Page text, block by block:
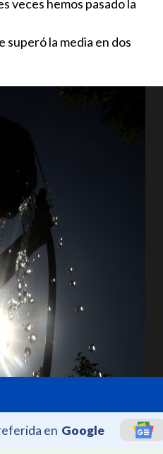
veces hemos pasado la
superó la media en dos
en Google